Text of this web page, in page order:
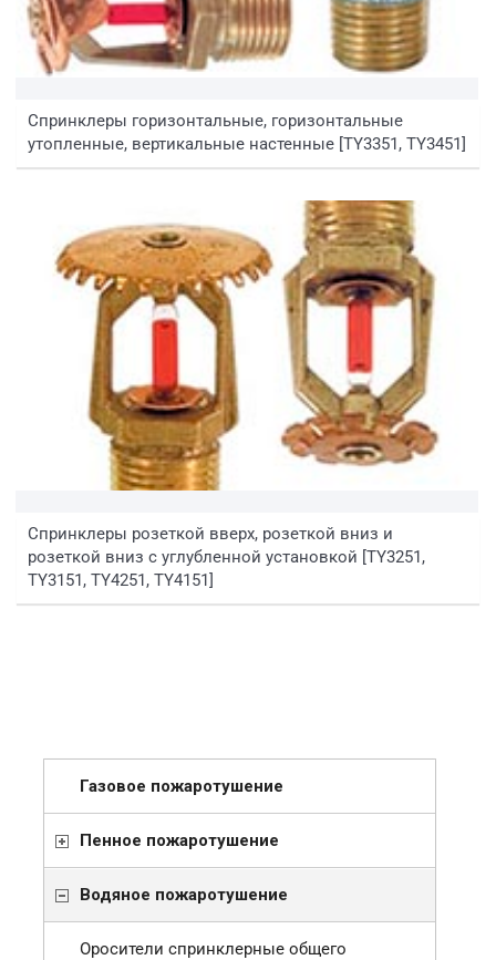
Спринклеры горизонтальные, горизонтальные
утопленные, вертикальные настенные [TY3351, TY3451]
Спринклеры розеткой вверх, розеткой вниз и
розеткой вниз с углубленной установкой [TY3251,
TY3151, TY4251, TY4151]
Газовое пожаротушение
Пенное пожаротушение
Водяное пожаротушение
Оросители спринклерные общего